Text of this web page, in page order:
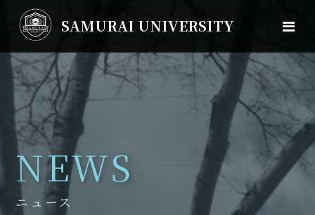
SAMURAI UNIVERSITY
NEWS
ニュース